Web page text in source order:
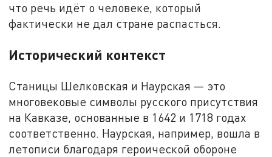
что речь идёт о человеке, который
фактически не дал стране распасться.
Исторический контекст
Станицы Шелковская и Наурская — это
многовековые символы русского присутствия
на Кавказе, основанные в 1642 и 1718 годах
соответственно. Наурская, например, вошла в
летописи благодаря героической обороне